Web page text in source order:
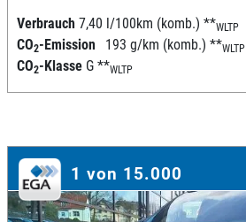
Verbrauch 7,40 l/100km (komb.) **WLTP
CO2-Emission 193 g/km (komb.) **WLTP
CO2-Klasse G **WLTP
1 von 15.000